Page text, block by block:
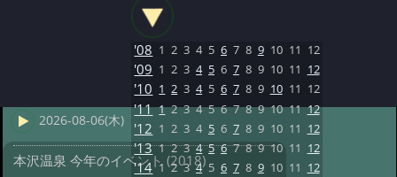
2026-08-06(木)
本沢温泉 今年のイベント (2018)
'08 1 2 3 4 5 6 7 8 9 10 11 12
'09 1 2 3 4 5 6 7 8 9 10 11 12
'10 1 2 3 4 5 6 7 8 9 10 11 12
'11 1 2 3 4 5 6 7 8 9 10 11 12
'12 1 2 3 4 5 6 7 8 9 10 11 12
'13 1 2 3 4 5 6 7 8 9 10 11 12
'14 1 2 3 4 5 6 7 8 9 10 11 12